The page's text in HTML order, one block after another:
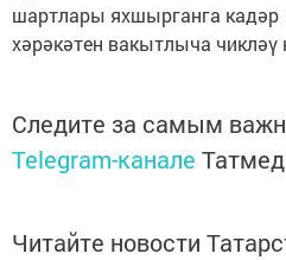
шартлары яхшырганга
хәрәкәтен вакытлыча чикләү
Следите за самым
Telegram-канале
Читайте новости